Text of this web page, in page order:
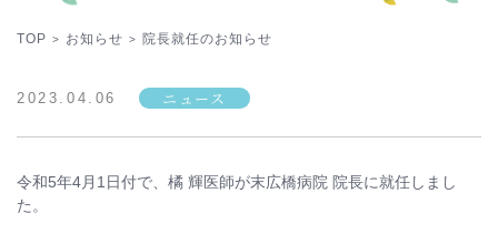
TOP > お知らせ > 院長就任のお知らせ
2023.04.06 ニュース
令和5年4月1日付で、橘 輝医師が末広橋病院 院長に就任しまし
た。